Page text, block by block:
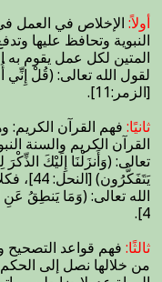
أولاً: الإخلاص في العمل
النبوية وتحافظ عليها
المتين لكل عمل يقوم به
لقول الله تعالى: (قُلْ إِنِّي
[الزمر:11].
ثانيًا: فهم القرآن الكريم:
القرآن الكريم والسنة
تعالى: (وَأَنزَلْنَا إِلَيْكَ
4].
ثالثًا: فهم قواعد التصحيح
من خلالها نصل إلى